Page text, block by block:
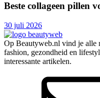
Beste collageen pillen
30 juli 2026
Op Beautyweb.nl vind je alle
fashion, gezondheid en
interessante artikelen.